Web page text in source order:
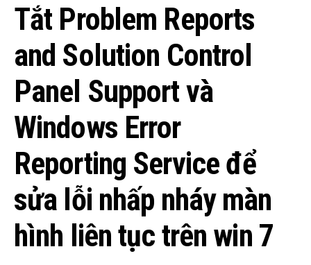
Tắt Problem Reports
and Solution Control
Panel Support và
Windows Error
Reporting Service để
sửa lỗi nhấp nháy màn
hình liên tục trên win 7